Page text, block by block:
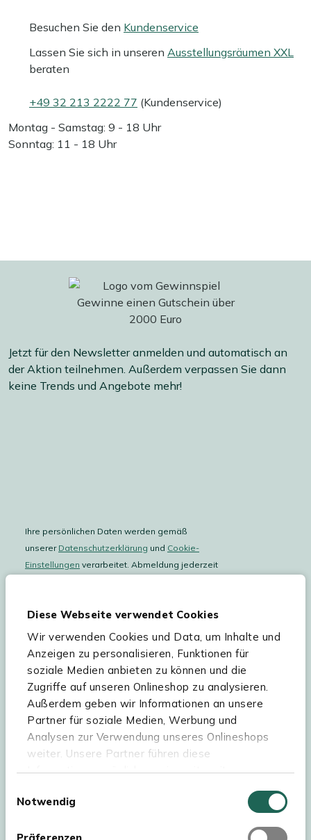
Diese Webseite verwendet Cookies
Wir verwenden Cookies und Data, um Inhalte und
Anzeigen zu personalisieren, Funktionen für
soziale Medien anbieten zu können und die
Zugriffe auf unseren Onlineshop zu analysieren.
Außerdem geben wir Informationen an unsere
Partner für soziale Medien, Werbung und
Analysen zur Verwendung unseres Onlineshops
weiter. Unsere Partner führen diese
Informationen möglicherweise mit weiteren
haben oder die sie im Rahmen Ihrer Nutzung der
Webseite müssen Sie die Cookies akzeptieren.
Notwendig
Besuchen Sie den Kundenservice
Lassen Sie sich in unseren Ausstellungsräumen XXL
beraten
+49 32 213 2222 77 (Kundenservice)
Montag - Samstag: 9 - 18 Uhr
Sonntag: 11 - 18 Uhr
Jetzt für den Newsletter anmelden und automatisch an
der Aktion teilnehmen. Außerdem verpassen Sie dann
keine Trends und Angebote mehr!
Ihre persönlichen Daten werden gemäß
unserer Datenschutzerklärung und Cookie-
Einstellungen verarbeitet. Abmeldung jederzeit
Hilfe & Service
Sortiment
Kees Smit Gartenmöbel
Experience Stores XXL